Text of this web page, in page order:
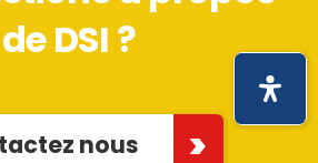
de DSI ?
nous